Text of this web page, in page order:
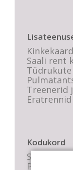
Saali rent
Treenerid
Eratrennid
Kodukord
Stuudio